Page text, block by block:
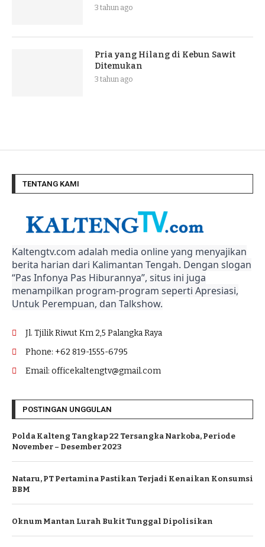
3 tahun ago
Pria yang Hilang di Kebun Sawit
Ditemukan
3 tahun ago
TENTANG KAMI
Kaltengtv.com adalah media online yang menyajikan
berita harian dari Kalimantan Tengah. Dengan slogan
“Pas Infonya Pas Hiburannya”, situs ini juga
menampilkan program-program seperti Apresiasi,
Untuk Perempuan, dan Talkshow.
Jl. Tjilik Riwut Km 2,5 Palangka Raya
Phone: +62 819-1555-6795
Email: officekaltengtv@gmail.com
POSTINGAN UNGGULAN
Polda Kalteng Tangkap 22 Tersangka Narkoba, Periode
November – Desember 2023
Nataru, PT Pertamina Pastikan Terjadi Kenaikan Konsumsi
BBM
Oknum Mantan Lurah Bukit Tunggal Dipolisikan